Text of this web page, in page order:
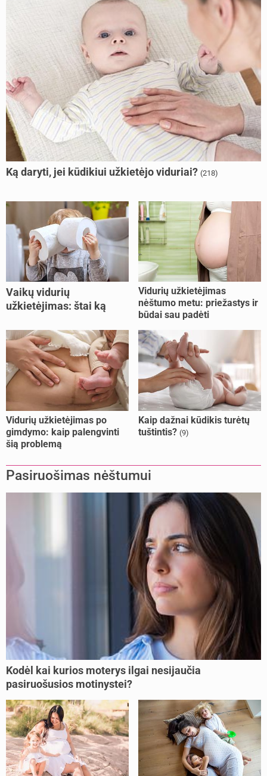
Ką daryti, jei kūdikiui užkietėjo viduriai? (218)
Vaikų vidurių
užkietėjimas: štai ką
Vidurių užkietėjimas
nėštumo metu: priežastys ir
būdai sau padėti
Vidurių užkietėjimas po
gimdymo: kaip palengvinti
šią problemą
Kaip dažnai kūdikis turėtų
tuštintis? (9)
Pasiruošimas nėštumui
Kodėl kai kurios moterys ilgai nesijaučia
pasiruošusios motinystei?